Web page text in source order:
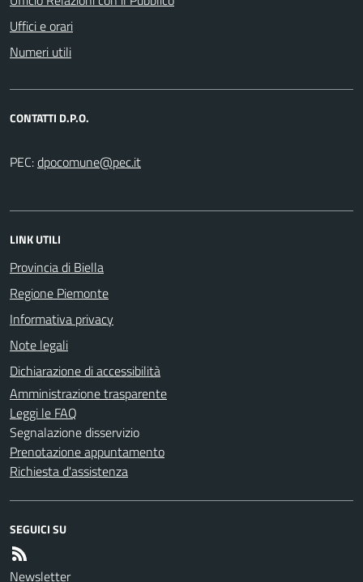
Uffici e orari
Numeri utili
CONTATTI D.P.O.
PEC:
LINK UTILI
Provincia di Biella
Regione Piemonte
Informativa privacy
Note legali
Dichiarazione di accessibilità
Amministrazione trasparente
Leggi le FAQ
Segnalazione disservizio
Prenotazione appuntamento
Richiesta d'assistenza
SEGUICI SU
Newsletter